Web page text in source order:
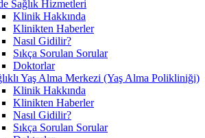
Sağlık Hizmetleri
Klinik Hakkında
Klinikten Haberler
Nasıl Gidilir?
Sıkça Sorulan Sorular
Doktorlar
Yaş Alma Merkezi (Yaş Alma Polikliniği)
Klinik Hakkında
Klinikten Haberler
Nasıl Gidilir?
Sıkça Sorulan Sorular